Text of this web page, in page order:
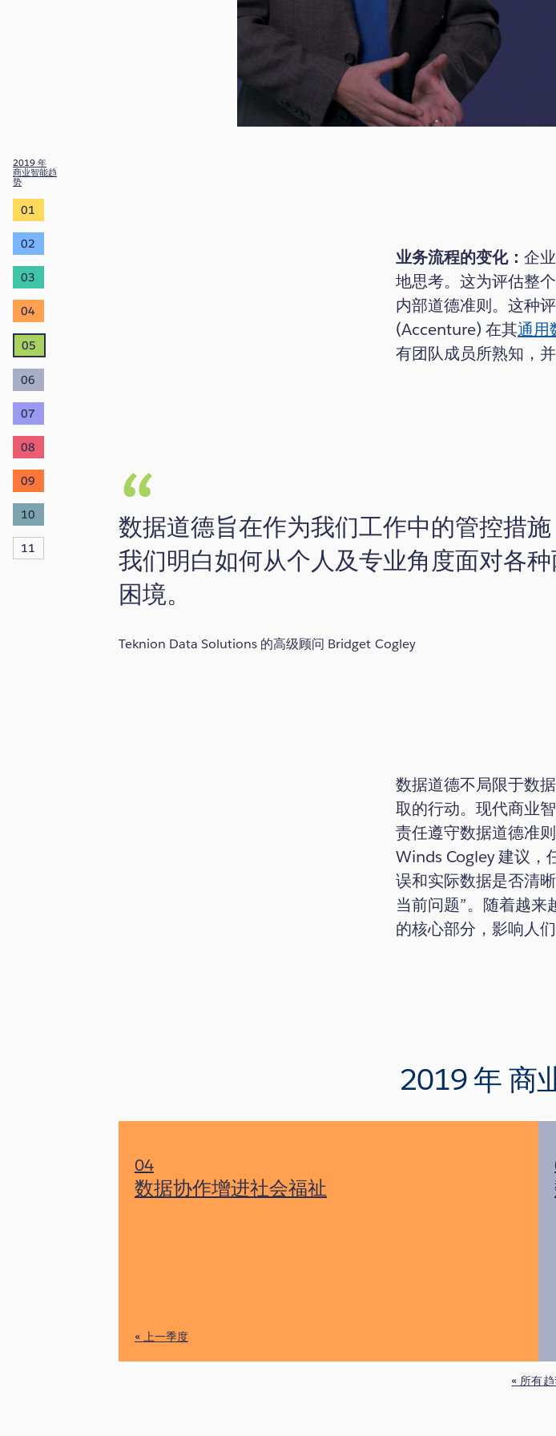
2019 年
商业智能趋
势
01
02
03
04
05
06
07
08
09
10
11
业务流程的变化： 企
地思考。这为评估整
内部道德准则。这种
(Accenture) 在其通用
有团队成员所熟知，
数据道德旨在作为我们工作中的管控措
我们明白如何从个人及专业角度面对各
困境。
Teknion Data Solutions 的高级顾问 Bridget Cogley
数据道德不局限于数
取的行动。现代商业
责任遵守数据道德准
Winds Cogley 建议，
误和实际数据是否清
当前问题”。随着越
的核心部分，影响人
2019 年商
04
数据协作增进社会福祉
« 上一季度
« 所有